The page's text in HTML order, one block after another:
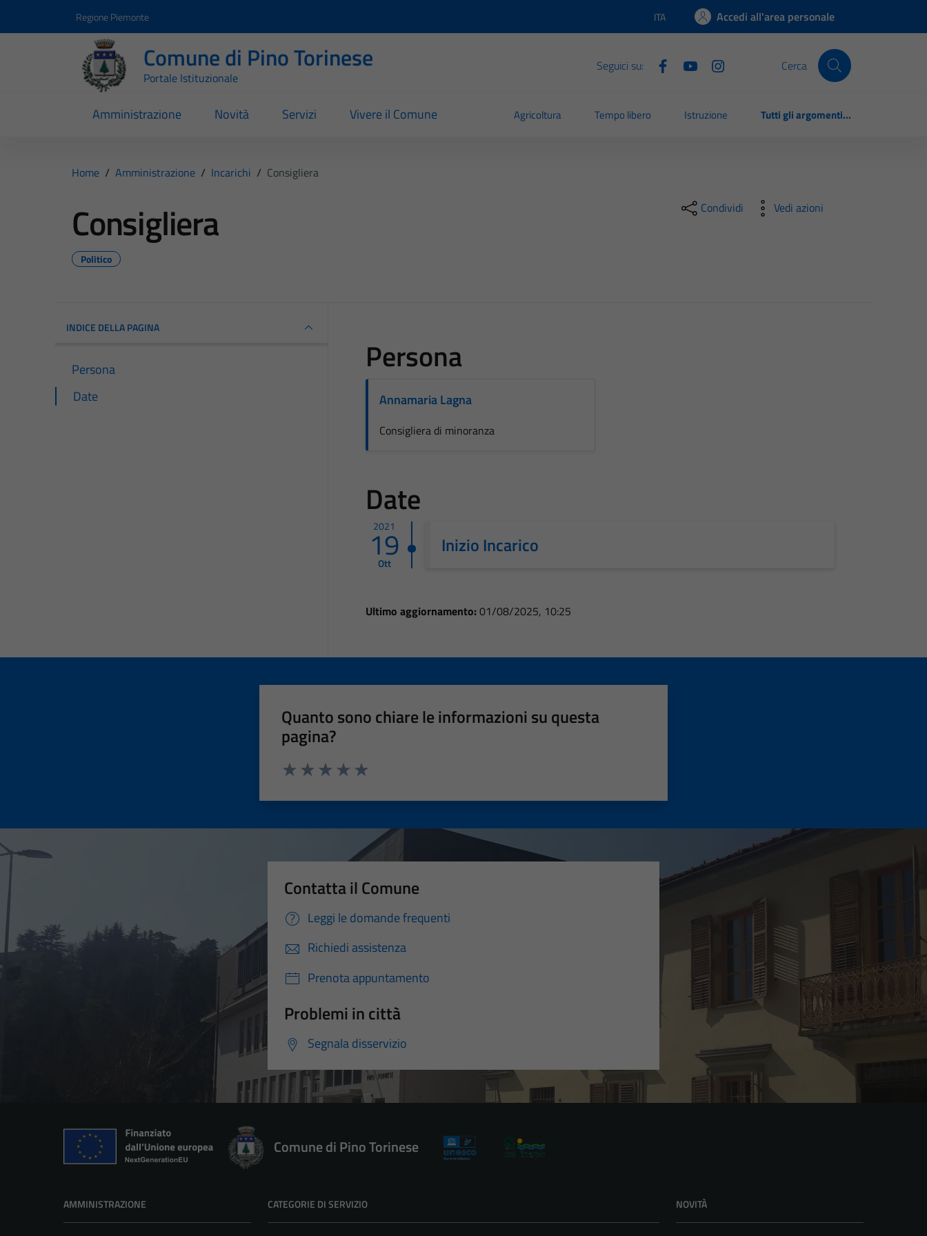
Regione Piemonte Lingua attiva:
ITA Accedi all'area personale
Comune di Pino Torinese
Portale Istituzionale
Seguici su: Cerca
Amministrazione Novità Servizi Vivere il Comune Agricoltura Tempo libero Istruzione Tutti gli argomenti...
Home / Amministrazione / Incarichi / Consigliera
Consigliera
Politico
Condividi Vedi azioni
INDICE DELLA PAGINA
Persona
Date
Persona
Annamaria Lagna
Consigliera di minoranza
Date
2021
19
Ott
Inizio Incarico
Ultimo aggiornamento: 01/08/2025, 10:25
Quanto sono chiare le informazioni su questa
pagina?
Contatta il Comune
Leggi le domande frequenti
Richiedi assistenza
Prenota appuntamento
Problemi in città
Segnala disservizio
Comune di Pino Torinese
AMMINISTRAZIONE CATEGORIE DI SERVIZIO NOVITÀ